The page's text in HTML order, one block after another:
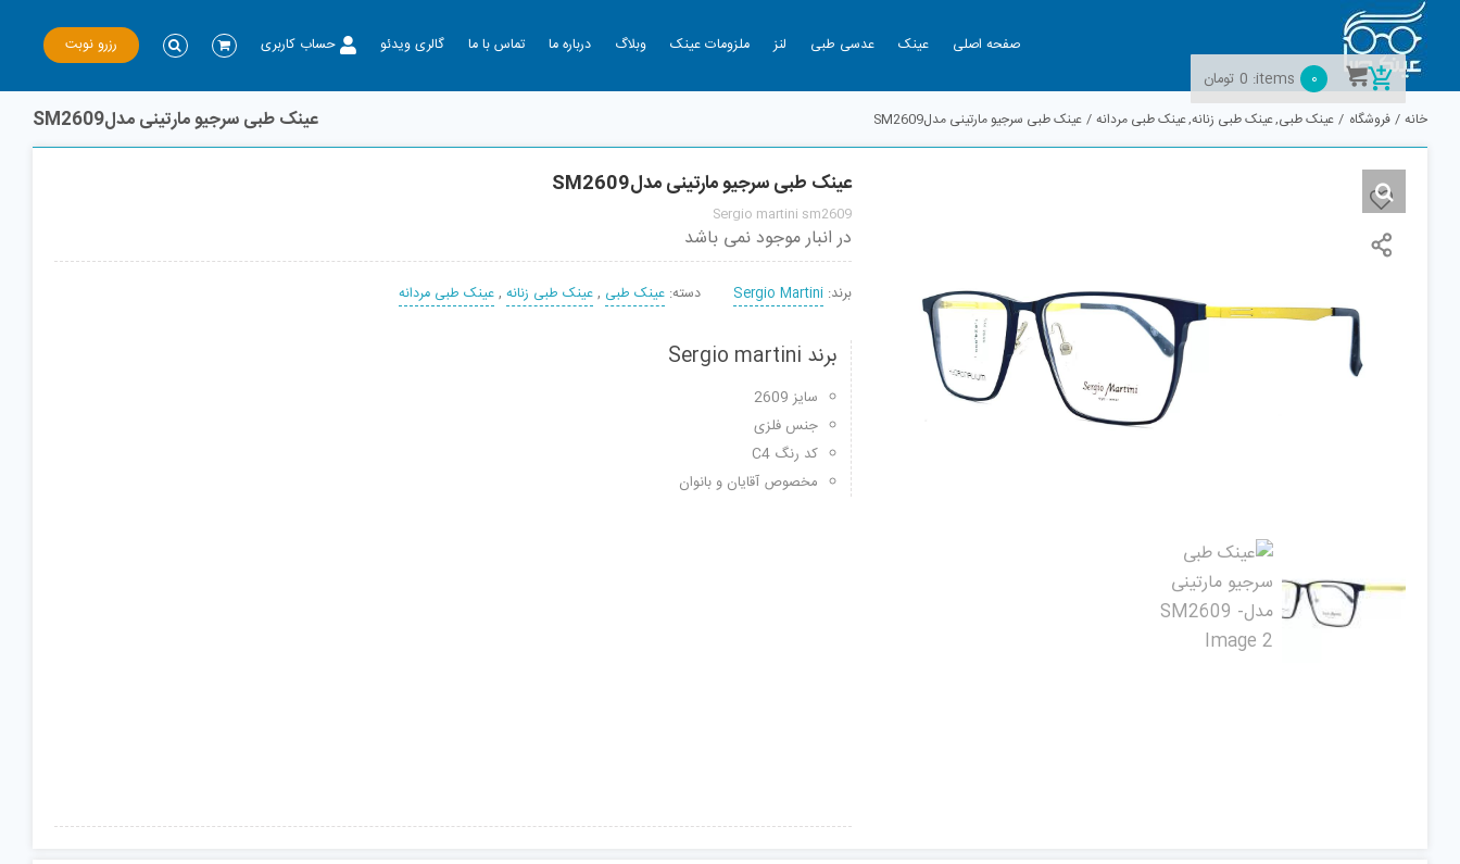
Skip
content
صفحه اصلی عینک عدسی طبی لنز ملزومات عینک وبلاگ درباره ما تماس با ما گالری ویدئو حساب کاربری رزرو نوبت
عینک طبی سرجیو مارتینی مدلSM2609 خانه فروشگاه عینک طبی عینک طبی زنانه عینک طبی مردانه عینک طبی سرجیو مارتینی مدلSM2609
عینک طبی سرجیو مارتینی مدلSM2609
Sergio martini sm2609
در انبار موجود نمی باشد
برند: Sergio Martini دسته: عینک طبی ,عینک طبی زنانه ,عینک طبی مردانه
برند Sergio martini
سایز 2609
جنس فلزی
کد رنگ C4
مخصوص آقایان و بانوان
0
items:
0 تومان